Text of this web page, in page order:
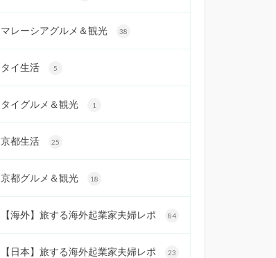
マレーシアグルメ＆観光 38
タイ生活 5
タイグルメ＆観光 1
京都生活 25
京都グルメ＆観光 18
【海外】旅する海外起業家夫婦レポ 84
【日本】旅する海外起業家夫婦レポ 23